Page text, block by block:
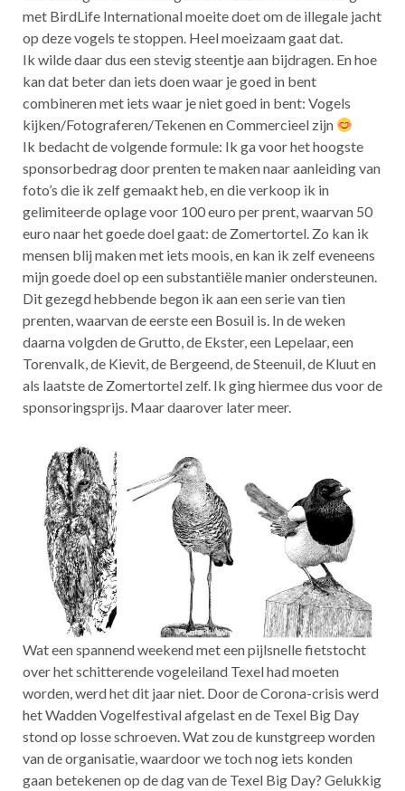
met BirdLife International moeite doet om de illegale jacht
op deze vogels te stoppen. Heel moeizaam gaat dat.
Ik wilde daar dus een stevig steentje aan bijdragen. En hoe
kan dat beter dan iets doen waar je goed in bent
combineren met iets waar je niet goed in bent: Vogels
kijken/Fotograferen/Tekenen en Commercieel zijn
Ik bedacht de volgende formule: Ik ga voor het hoogste
sponsorbedrag door prenten te maken naar aanleiding van
foto’s die ik zelf gemaakt heb, en die verkoop ik in
gelimiteerde oplage voor 100 euro per prent, waarvan 50
euro naar het goede doel gaat: de Zomertortel. Zo kan ik
mensen blij maken met iets moois, en kan ik zelf eveneens
mijn goede doel op een substantiële manier ondersteunen.
Dit gezegd hebbende begon ik aan een serie van tien
prenten, waarvan de eerste een Bosuil is. In de weken
daarna volgden de Grutto, de Ekster, een Lepelaar, een
Torenvalk, de Kievit, de Bergeend, de Steenuil, de Kluut en
als laatste de Zomertortel zelf. Ik ging hiermee dus voor de
sponsoringsprijs. Maar daarover later meer.
Wat een spannend weekend met een pijlsnelle fietstocht
over het schitterende vogeleiland Texel had moeten
worden, werd het dit jaar niet. Door de Corona-crisis werd
het Wadden Vogelfestival afgelast en de Texel Big Day
stond op losse schroeven. Wat zou de kunstgreep worden
van de organisatie, waardoor we toch nog iets konden
gaan betekenen op de dag van de Texel Big Day? Gelukkig